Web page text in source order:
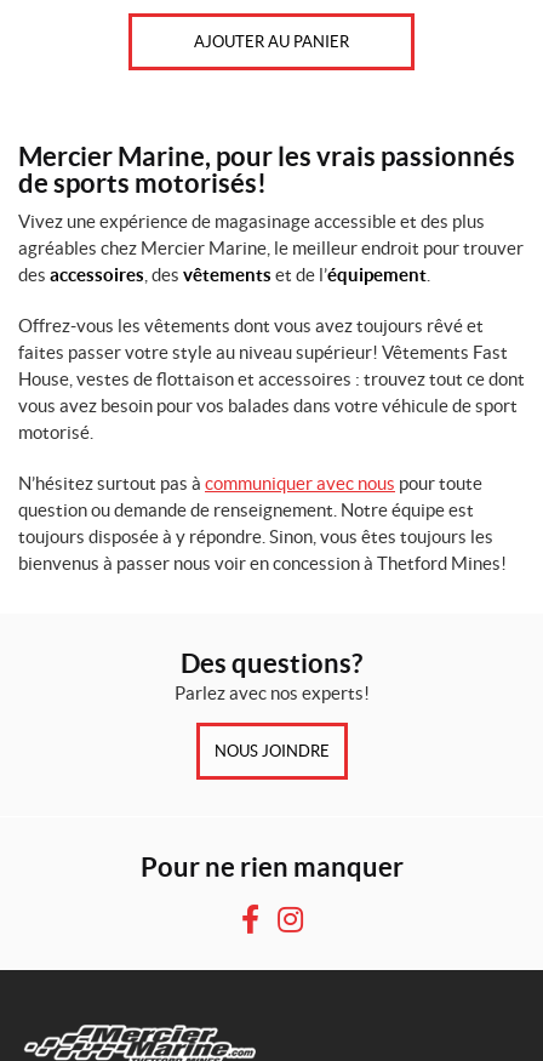
AJOUTER AU PANIER
Mercier Marine, pour les vrais passionnés
de sports motorisés!
Vivez une expérience de magasinage accessible et des plus
agréables chez Mercier Marine, le meilleur endroit pour trouver
des accessoires , des vêtements et de l’équipement
Offrez-vous les vêtements dont vous avez toujours rêvé et
faites passer votre style au niveau supérieur! Vêtements Fast
House, vestes de flottaison et accessoires : trouvez tout ce dont
vous avez besoin pour vos balades dans votre véhicule de sport
motorisé.
N’hésitez surtout pas à communiquer avec nous pour toute
question ou demande de renseignement. Notre équipe est
toujours disposée à y répondre. Sinon, vous êtes toujours les
bienvenus à passer nous voir en concession à Thetford Mines!
Des questions?
Parlez avec nos experts!
NOUS JOINDRE
Pour ne rien manquer
F
b
I